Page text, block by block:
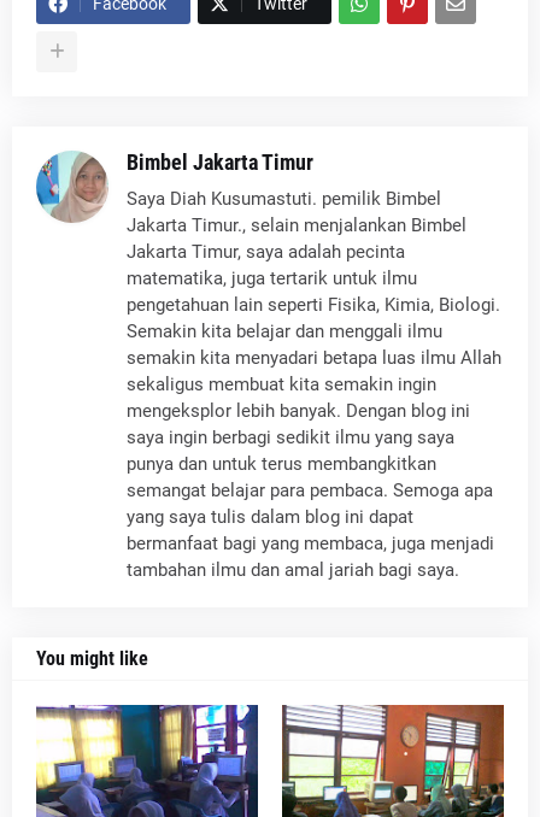
Bimbel Jakarta Timur
Saya Diah Kusumastuti. pemilik Bimbel
Jakarta Timur., selain menjalankan Bimbel
Jakarta Timur, saya adalah pecinta
matematika, juga tertarik untuk ilmu
pengetahuan lain seperti Fisika, Kimia, Biologi.
Semakin kita belajar dan menggali ilmu
semakin kita menyadari betapa luas ilmu Allah
sekaligus membuat kita semakin ingin
mengeksplor lebih banyak. Dengan blog ini
saya ingin berbagi sedikit ilmu yang saya
punya dan untuk terus membangkitkan
semangat belajar para pembaca. Semoga apa
yang saya tulis dalam blog ini dapat
bermanfaat bagi yang membaca, juga menjadi
tambahan ilmu dan amal jariah bagi saya.
You might like